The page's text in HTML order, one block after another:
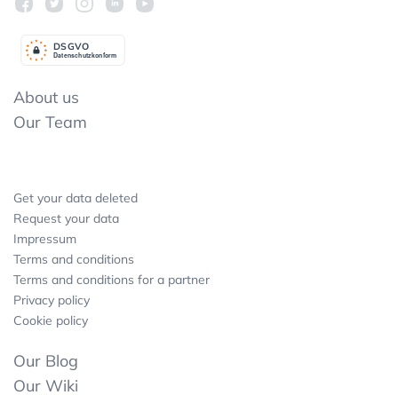
Datenschutzkonform
DSGVO
About us
Our Team
Get your data deleted
Request your data
Impressum
Terms and conditions
Terms and conditions for a partner
Privacy policy
Cookie policy
Our Blog
Our Wiki